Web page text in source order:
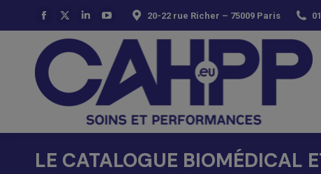
La
page
Facebook
s'ouvre
dans
nouvelle
fenêtre
La
page
s'ouvre
dans
nouvelle
fenêtre
La
page
LinkedIn
s'ouvre
dans
une
nouvelle
fenêtre
La
page
YouTube
s'ouvre
dans
une
nouvelle
fenêtre
20-22 rue Richer – 75009 Paris
LE CATALOGUE BIOMÉDICAL